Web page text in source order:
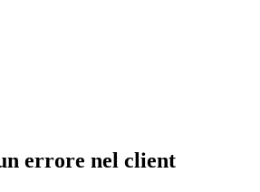
errore nel client